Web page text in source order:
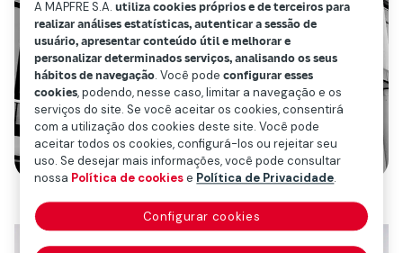
A MAPFRE S.A.utiliza cookies próprios e de terceiros para
realizar análises estatísticas, autenticar a sessão de
usuário, apresentar conteúdo útil e melhorar e
personalizar determinados serviços, analisando os seus
hábitos de navegação. Você podeconfigurar esses
cookies, podendo, nesse caso, limitar a navegação e os
serviços do site. Se você aceitar os cookies, consentirá
com a utilização dos cookies deste site. Você pode
aceitar todos os cookies, configurá-los ou rejeitar seu
uso. Se desejar mais informações, você pode consultar
nossa Política de cookiese Política de Privacidade.
Configurar cookies